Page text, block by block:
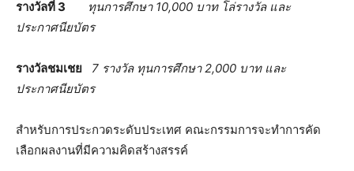
รางวัลที่ 3 ทุนการศึกษา 10,000 บาท โล่รางวัล และ
ประกาศนียบัตร
รางวัลชมเชย 7 รางวัล ทุนการศึกษา 2,000 บาท และ
ประกาศนียบัตร
สำหรับการประกวดระดับประเทศ คณะกรรมการจะทำการคัด
เลือกผลงานที่มีความคิดสร้างสรรค์